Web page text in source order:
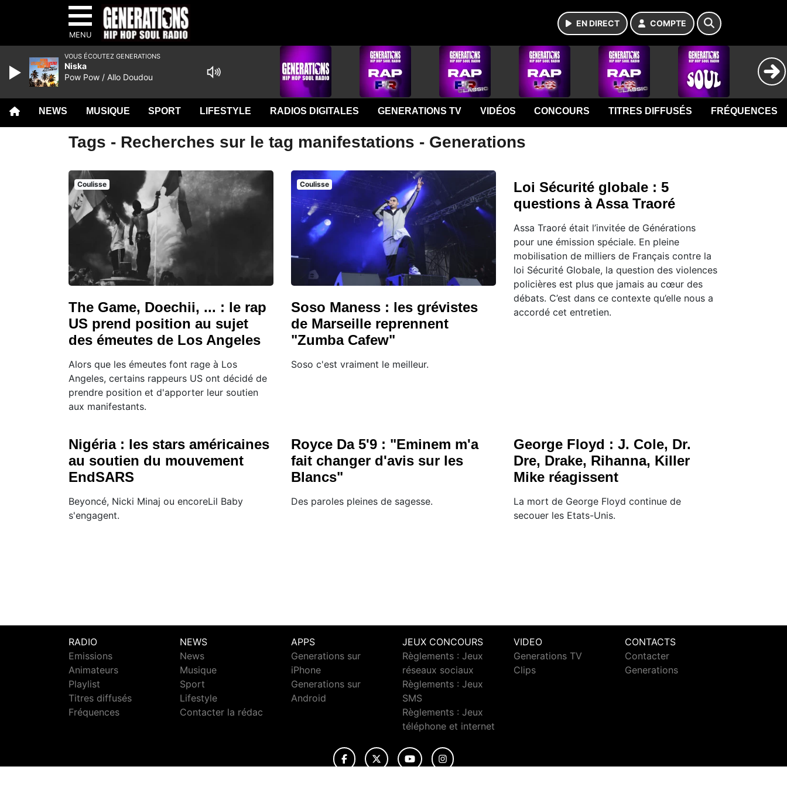
MENU
EN DIRECT COMPTE
NEWS MUSIQUE SPORT LIFESTYLE RADIOS DIGITALES GENERATIONS TV VIDÉOS CONCOURS TITRES DIFFUSÉS FRÉQUENCES
Tags - Recherches sur le tag manifestations - Generations
Coulisse
The Game, Doechii, ... : le rap
US prend position au sujet
des émeutes de Los Angeles
Alors que les émeutes font rage à Los
Angeles, certains rappeurs US ont décidé de
prendre position et d'apporter leur soutien
aux manifestants.
Coulisse
Soso Maness : les grévistes
de Marseille reprennent
"Zumba Cafew"
Soso c'est vraiment le meilleur.
Loi Sécurité globale : 5
questions à Assa Traoré
Assa Traoré était l’invitée de Générations
pour une émission spéciale. En pleine
mobilisation de milliers de Français contre la
loi Sécurité Globale, la question des violences
policières est plus que jamais au cœur des
débats. C’est dans ce contexte qu’elle nous a
accordé cet entretien.
Nigéria : les stars américaines
au soutien du mouvement
EndSARS
Beyoncé, Nicki Minaj ou encoreLil Baby
s'engagent.
Royce Da 5'9 : "Eminem m'a
fait changer d'avis sur les
Blancs"
Des paroles pleines de sagesse.
George Floyd : J. Cole, Dr.
Dre, Drake, Rihanna, Killer
Mike réagissent
La mort de George Floyd continue de
secouer les Etats-Unis.
RADIO
Emissions
Animateurs
Playlist
Titres diffusés
Fréquences
NEWS
News
Musique
Sport
Lifestyle
Contacter la rédac
APPS
Generations sur
iPhone
Generations sur
Android
JEUX CONCOURS
Règlements : Jeux
réseaux sociaux
Règlements : Jeux
SMS
Règlements : Jeux
téléphone et internet
VIDEO
Generations TV
Clips
CONTACTS
Contacter
Generations
VOUS ÉCOUTEZ GENERATIONS
Niska
Pow Pow / Allo Doudou